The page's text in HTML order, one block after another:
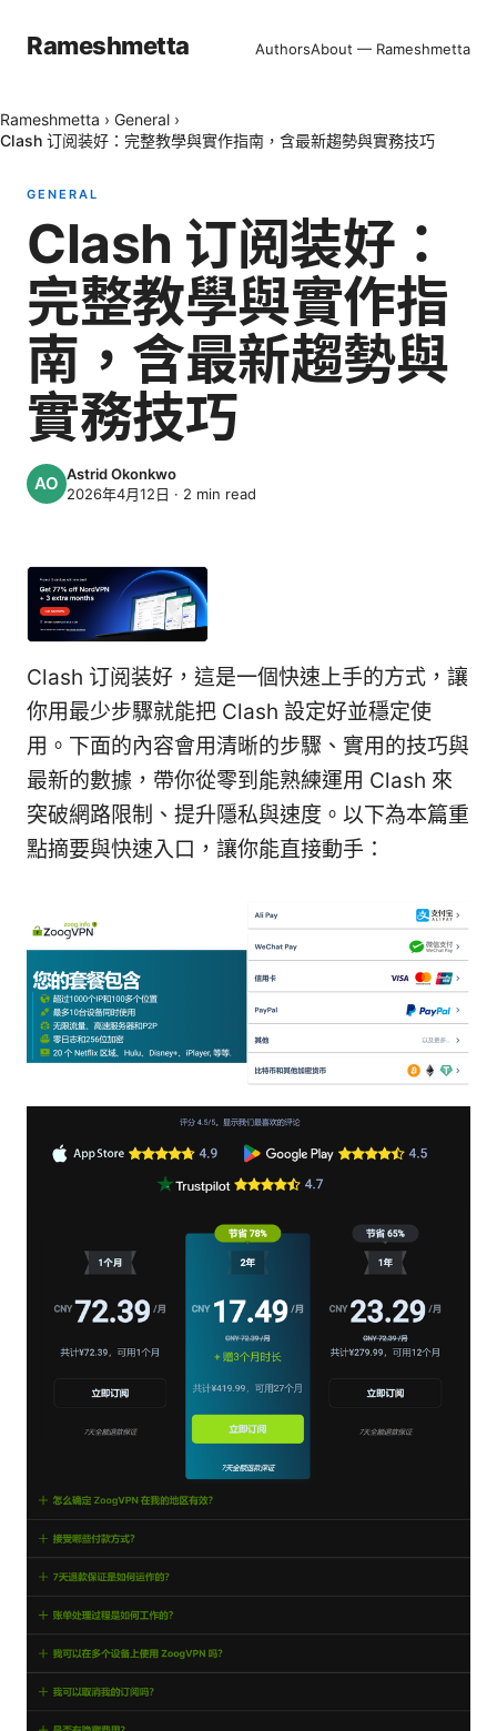
Rameshmetta AuthorsAbout — Rameshmetta
Rameshmetta › General ›
Clash 订阅装好：完整教學與實作指南，含最新趨勢與實務技巧
GENERAL
Clash 订阅装好：
完整教學與實作指
南，含最新趨勢與
實務技巧
Astrid Okonkwo
2026年4月12日 · 2 min read
Clash 订阅装好，這是一個快速上手的方式，讓
你用最少步驟就能把 Clash 設定好並穩定使
用。下面的內容會用清晰的步驟、實用的技巧與
最新的數據，帶你從零到能熟練運用 Clash 來
突破網路限制、提升隱私與速度。以下為本篇重
點摘要與快速入口，讓你能直接動手：